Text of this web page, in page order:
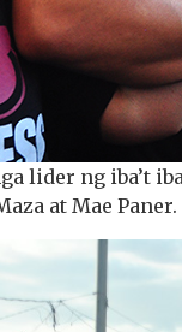
lider ng iba’t
at Mae Paner.